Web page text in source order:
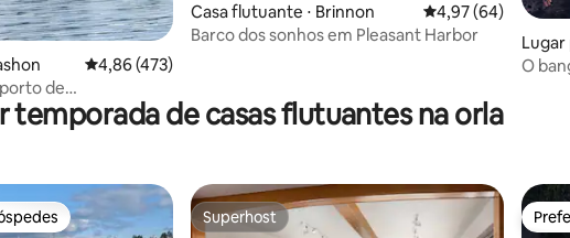
109 avaliações
4,86 de uma avaliação média de 5, 473 avaliações
4,86 (473)
de
Vashon
Casa flutuante ⋅ Brinnon 4,97 de uma
4,97 (64)
Barco dos sonhos em Pleasant Harbor
Lugar
O
temporada de casas flutuantes na orla
dos hóspedes Superhost
Superhost